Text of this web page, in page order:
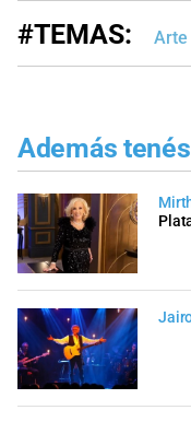
#TEMAS: Arte
Además